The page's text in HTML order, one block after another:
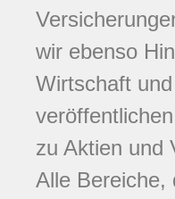
wir ebenso
Wirtschaft
zu Aktien und
Alle Bereiche,